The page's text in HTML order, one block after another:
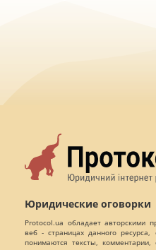
Юридические оговорки
Protocol.ua обладает авторскими
веб - страницах данного
понимаются тексты, комментарии,